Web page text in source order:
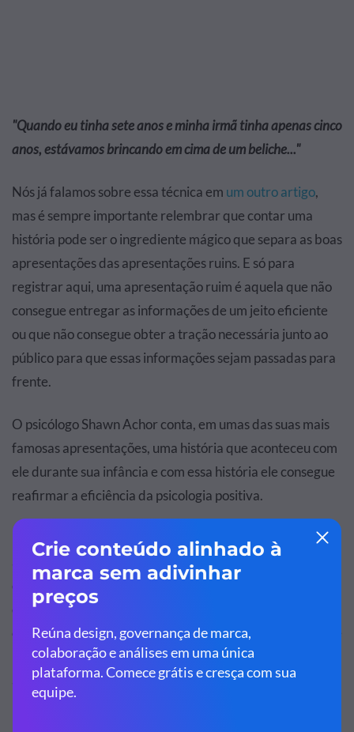
"Quando eu tinha sete anos e minha irmã tinha apenas cinco
anos, estávamos brincando em cima de um beliche..."
Nós já falamos sobre essa técnica em um outro artigo,
mas é sempre importante relembrar que contar uma
história pode ser o ingrediente mágico que separa as boas
apresentações das apresentações ruins. E só para
registrar aqui, uma apresentação ruim é aquela que não
consegue entregar as informações de um jeito eficiente
ou que não consegue obter a tração necessária junto ao
público para que essas informações sejam passadas para
frente.
O psicólogo Shawn Achor conta, em umas das suas mais
famosas apresentações, uma história que aconteceu com
ele durante sua infância e com essa história ele consegue
reafirmar a eficiência da psicologia positiva.
Ele então passa a fornecer evidências concretas que
apoiam sua afirmação de que buscar a felicidade, em vez
da produtividade por si só, realmente o tem a capacidade
de aumentar a produtividade de uma pessoa, e não o
contrário. Sendo assim, fica bem claro que o Storytelling é
uma boa ferramenta de como começar uma
apresentação.